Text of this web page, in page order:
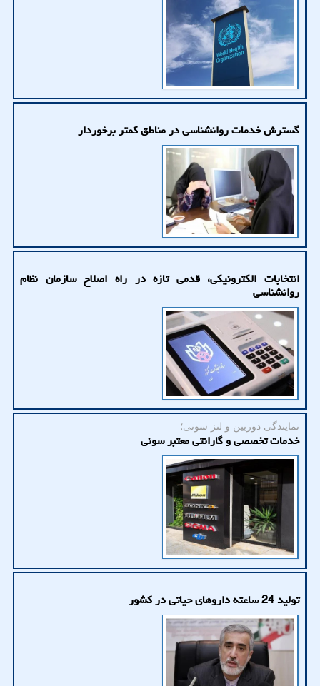
گسترش خدمات روانشناسی در مناطق کمتر برخوردار
انتخابات الکترونیکی، قدمی تازه در راه اصلاح سازمان نظام
روانشناسی
نمایندگی دوربین و لنز سونی؛
خدمات تخصصی و گارانتی معتبر سونی
تولید 24 ساعته داروهای حیاتی در کشور